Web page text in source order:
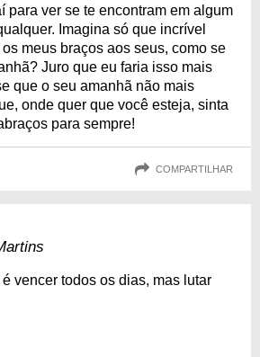
para ver se te encontram em algum
Imagina só que incrível
meus braços aos seus, como se
Juro que eu faria isso mais
que o seu amanhã não mais
onde quer que você esteja, sinta
para sempre!
COMPARTILHAR
vencer todos os dias, mas lutar